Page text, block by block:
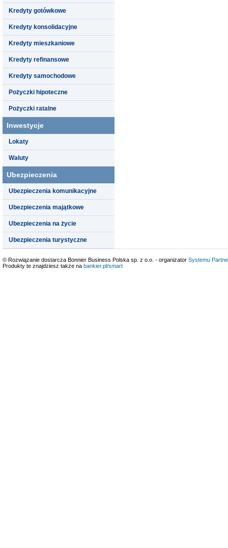
Kredyty gotówkowe
Kredyty konsolidacyjne
Kredyty mieszkaniowe
Kredyty refinansowe
Kredyty samochodowe
Pożyczki hipoteczne
Pożyczki ratalne
Inwestycje
Lokaty
Waluty
Ubezpieczenia
Ubezpieczenia komunikacyjne
Ubezpieczenia majątkowe
Ubezpieczenia na życie
Ubezpieczenia turystyczne
© Rozwiązanie dostarcza Bonnier Business Polska sp. z o.o. - organizator Systemu
Produkty te znajdziesz także na bankier.pl/smart